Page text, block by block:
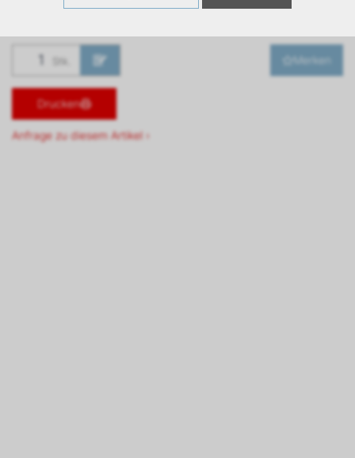
Stk. Merken
Drucken
Anfrage zu diesem Artikel ›